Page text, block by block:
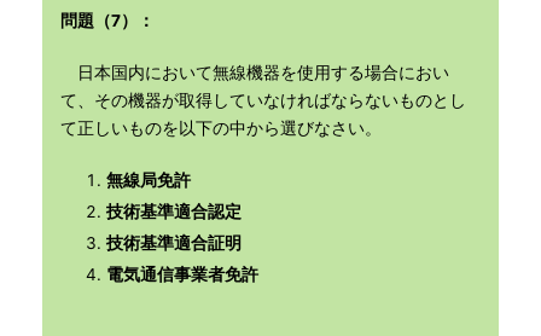
問題（7）：
日本国内において無線機器を使用する場合におい
て、その機器が取得していなければならないものとし
て正しいものを以下の中から選びなさい。
無線局免許
技術基準適合認定
技術基準適合証明
電気通信事業者免許